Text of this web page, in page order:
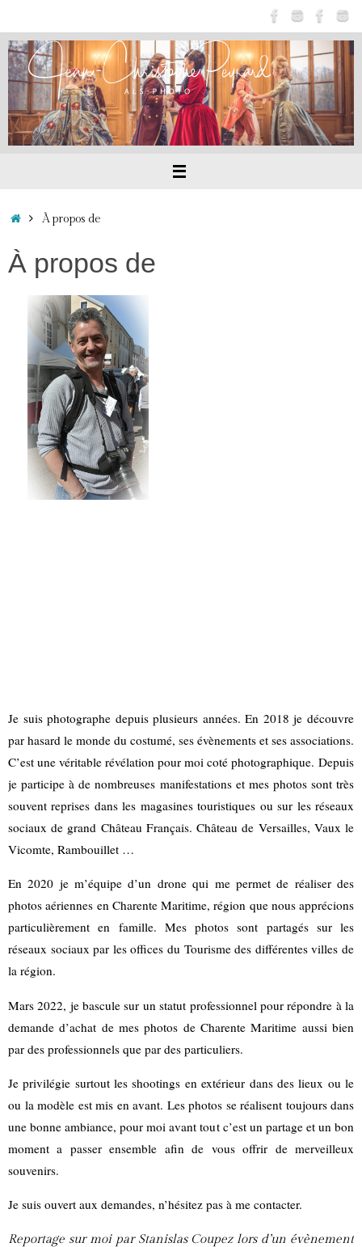
au
contenu
Accueil
À propos de
À propos de
Je suis photographe depuis plusieurs années. En 2018 je découvre
par hasard le monde du costumé, ses évènements et ses associations.
C’est une véritable révélation pour moi coté photographique. Depuis
je participe à de nombreuses manifestations et mes photos sont très
souvent reprises dans les magasines touristiques ou sur les réseaux
sociaux de grand Château Français. Château de Versailles, Vaux le
Vicomte, Rambouillet …
En 2020 je m’équipe d’un drone qui me permet de réaliser des
photos aériennes en Charente Maritime, région que nous apprécions
particulièrement en famille. Mes photos sont partagés sur les
réseaux sociaux par les offices du Tourisme des différentes villes de
la région.
Mars 2022, je bascule sur un statut professionnel pour répondre à la
demande d’achat de mes photos de Charente Maritime aussi bien
par des professionnels que par des particuliers.
Je privilégie surtout les shootings en extérieur dans des lieux ou le
ou la modèle est mis en avant. Les photos se réalisent toujours dans
une bonne ambiance, pour moi avant tout c’est un partage et un bon
moment a passer ensemble afin de vous offrir de merveilleux
souvenirs.
Je suis ouvert aux demandes, n’hésitez pas à me contacter.
Reportage sur moi par Stanislas Coupez lors d’un évènement